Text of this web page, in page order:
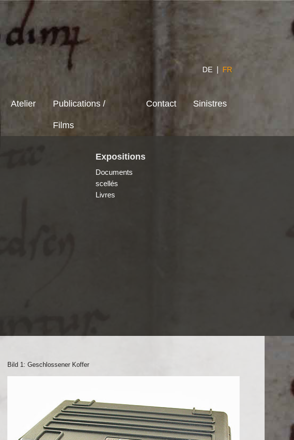
DE FR
Atelier Publications /
Films
Contact Sinistres
Expositions
Documents
scellés
Livres
Bild 1: Geschlossener Koffer